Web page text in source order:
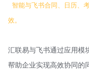
智能与飞书合同、日历、
效。
汇联易与飞书通过应用模
帮助企业实现高效协同的